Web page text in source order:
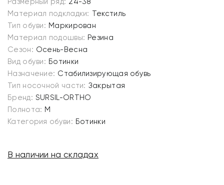
Материал подкладки: Текстиль
Тип обуви: Маркирован
Материал подошвы: Резина
Сезон: Осень-Весна
Вид обуви: Ботинки
Назначение: Стабилизирующая обувь
Тип носочной части: Закрытая
Бренд: SURSIL-ORTHO
Полнота: M
Категория обуви: Ботинки
В наличии на складах